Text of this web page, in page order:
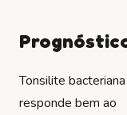
Tonsilite
responde bem ao